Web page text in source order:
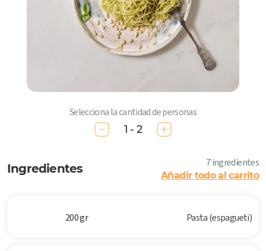
Selecciona la cantidad de personas
1 - 2
Ingredientes 7 ingredientes
Añadir todo al carrito
200 gr Pasta (espagueti)